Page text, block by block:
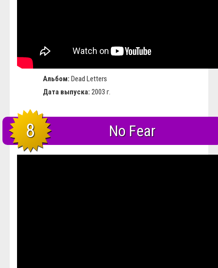
Альбом: Dead Letters
Дата выпуска: 2003 г.
8 No Fear